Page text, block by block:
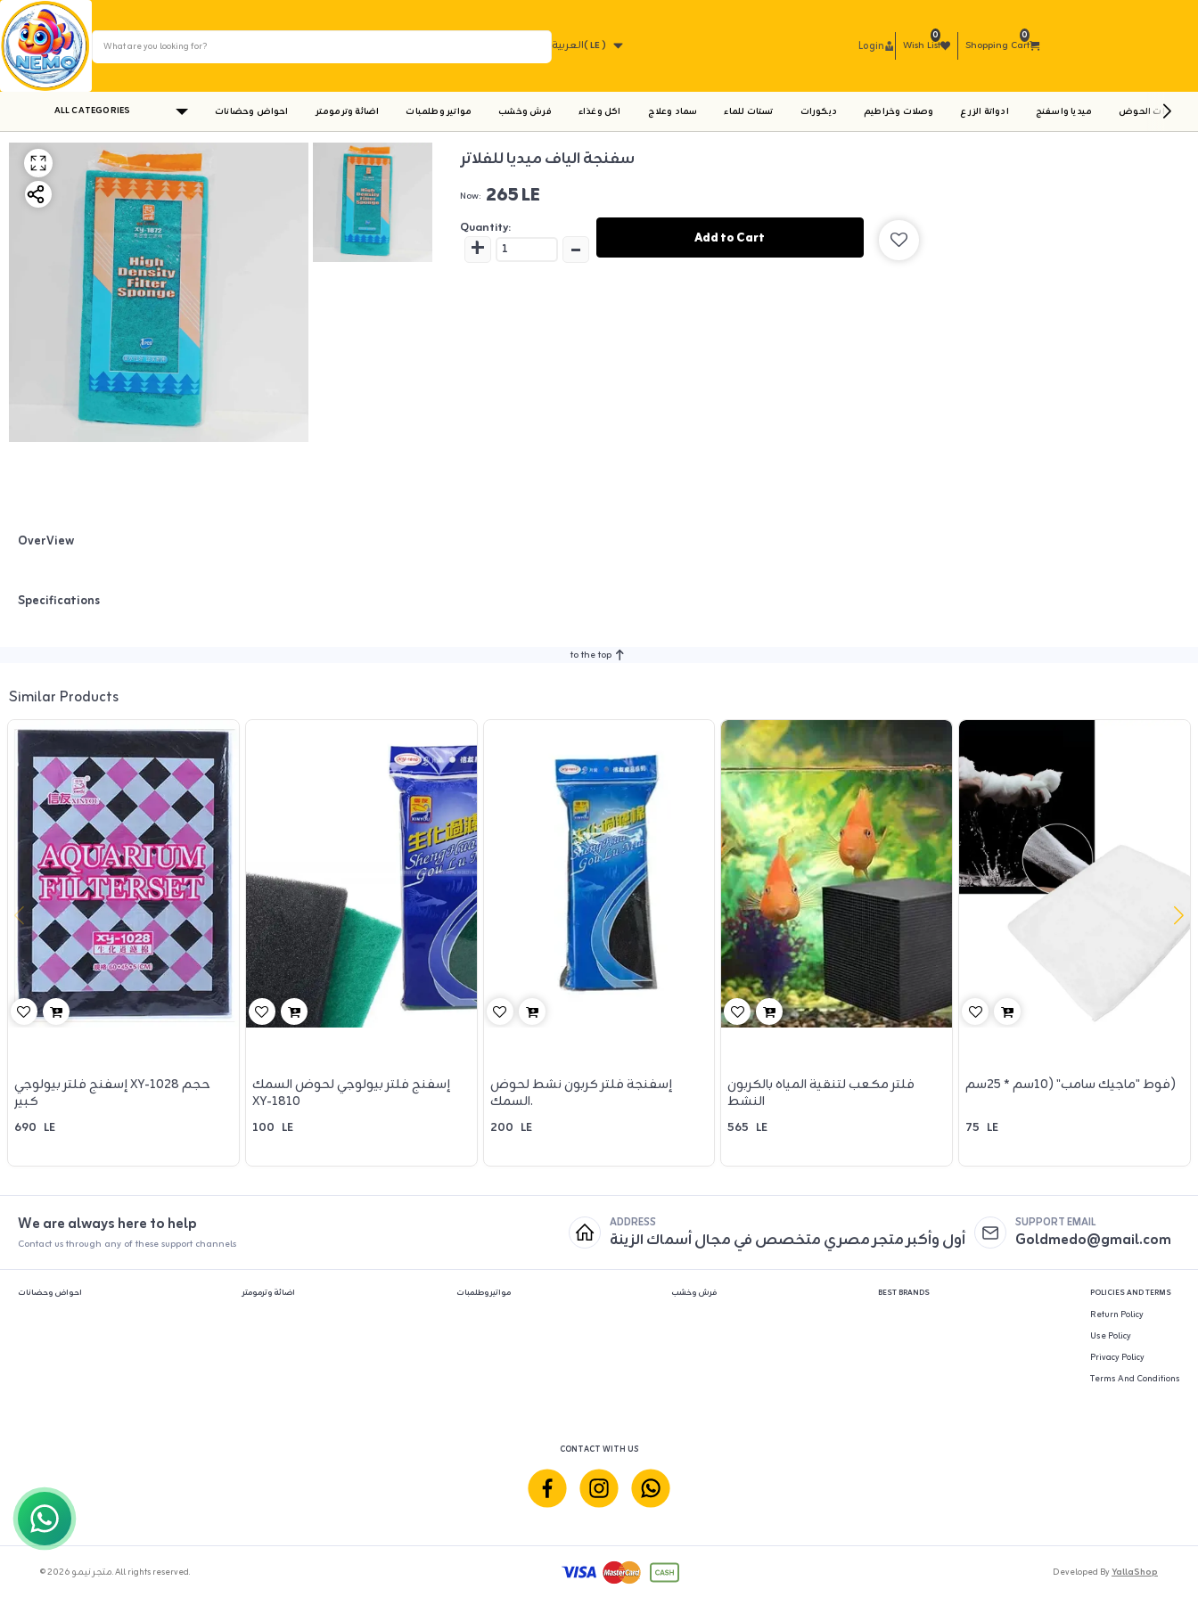
العربية( LE ) Login Wish List
0
Shopping Cart
0
ALL CATEGORIES احواض وحضانات اضائة وترمومتر مواتير وطلمبات فرش وخشب اكل وغذاء سماد وعلاج تستات للماء ديكورات وصلات وخراطيم ادواتة الزرع ميديا واسفنج ادوات الحوض
سفنجة الياف ميديا للفلاتر
Now: 265 LE
Quantity:
+ - Add to Cart
OverView
Specifications
to the top
Similar Products
إسفنج فلتر بيولوجي XY-1028 حجم
كبير
690 LE
إسفنج فلتر بيولوجي لحوض السمك
XY-1810
100 LE
إسفنجة فلتر كربون نشط لحوض
السمك.
200 LE
فلتر مكعب لتنقية المياه بالكربون
النشط
565 LE
فوط "ماجيك سامب" (10سم * 25سم)
75 LE
We are always here to help
Contact us through any of these support channels
ADDRESS
أول وأكبر متجر مصري متخصص في مجال أسماك الزينة
SUPPORT EMAIL
Goldmedo@gmail.com
احواض وحضانات اضائة وترمومتر مواتير وطلمبات فرش وخشب BEST BRANDS POLICIES AND TERMS
Return Policy
Use Policy
Privacy Policy
Terms And Conditions
CONTACT WITH US
© 2026 متجر نيمو. All rights reserved. Developed ByYallaShop